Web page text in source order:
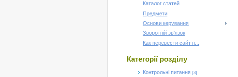
Каталог статей
Предмети
Основи керування
Зворотній зв'язок
Как перевести сайт н...
Категорії розділу
Контрольні питання [3]